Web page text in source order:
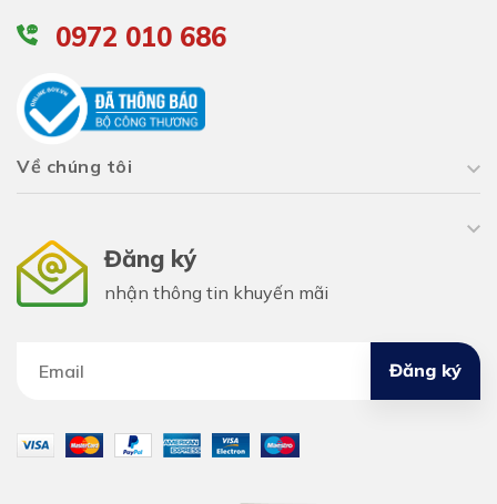
0972 010 686
Về chúng tôi
Đăng ký
nhận thông tin khuyến mãi
Đăng ký